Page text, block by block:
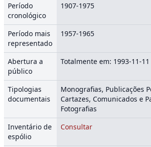
Período
cronológico
1907-1975
Período mais
representado
1957-1965
Abertura a
público
Totalmente em: 1993-11-11
Tipologias
documentais
Monografias, Publicações
Cartazes, Comunicados e
Fotografias
Inventário de
espólio
Consultar